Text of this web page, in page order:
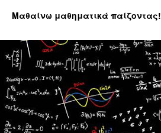
Μαθαίνω μαθηματικά παίζοντας!